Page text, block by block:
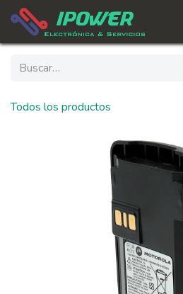
Ir al contenido
Todos los productos